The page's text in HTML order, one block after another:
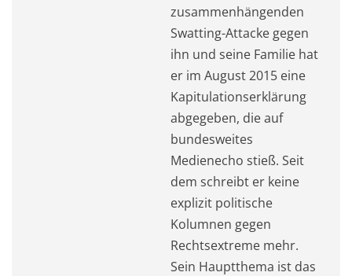
zusammenhängenden
Swatting-Attacke gegen
ihn und seine Familie hat
er im August 2015 eine
Kapitulationserklärung
abgegeben, die auf
bundesweites
Medienecho stieß. Seit
dem schreibt er keine
explizit politische
Kolumnen gegen
Rechtsextreme mehr.
Sein Hauptthema ist das